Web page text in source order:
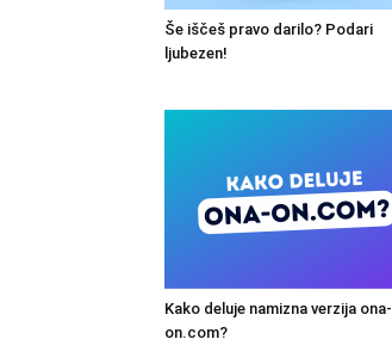
Še iščeš pravo darilo? Podari
ljubezen!
Kako deluje namizna verzija ona-
on.com?